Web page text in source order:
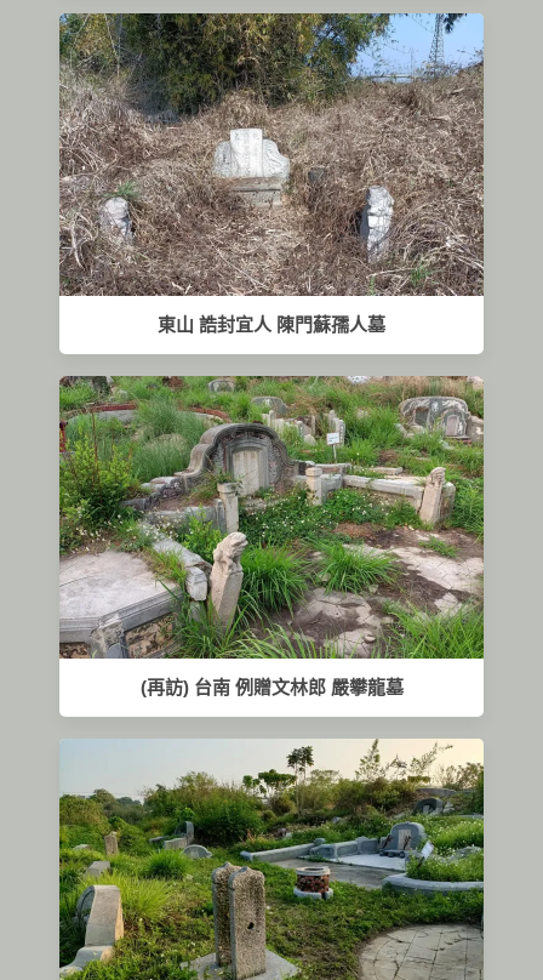
東山 誥封宜人 陳門蘇孺人墓
(再訪) 台南 例贈文林郎 嚴攀龍墓